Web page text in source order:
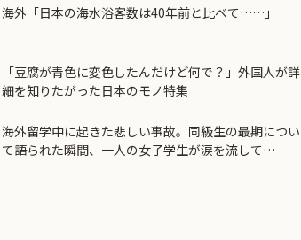
海外「日本の海水浴客数は40年前と比べて……」
「豆腐が青色に変色したんだけど何で？」外国人が詳
細を知りたがった日本のモノ特集
海外留学中に起きた悲しい事故。同級生の最期につい
て語られた瞬間、一人の女子学生が涙を流して…